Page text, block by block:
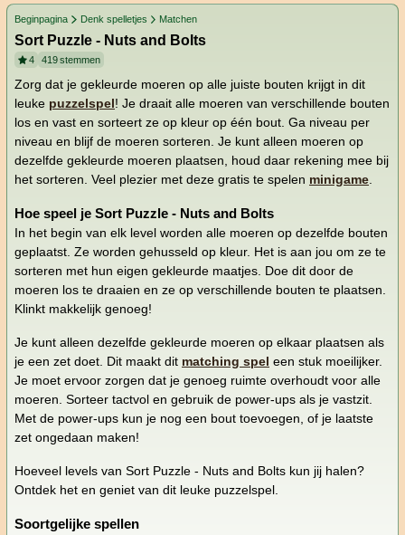
Beginpagina Denk spelletjes Matchen
Sort Puzzle - Nuts and Bolts
4 419stemmen
Zorg dat je gekleurde moeren op alle juiste bouten krijgt in dit
leuke puzzelspel! Je draait alle moeren van verschillende bouten
los en vast en sorteert ze op kleur op één bout. Ga niveau per
niveau en blijf de moeren sorteren. Je kunt alleen moeren op
dezelfde gekleurde moeren plaatsen, houd daar rekening mee bij
het sorteren. Veel plezier met deze gratis te spelen minigame.
Hoe speel je Sort Puzzle - Nuts and Bolts
In het begin van elk level worden alle moeren op dezelfde bouten
geplaatst. Ze worden gehusseld op kleur. Het is aan jou om ze te
sorteren met hun eigen gekleurde maatjes. Doe dit door de
moeren los te draaien en ze op verschillende bouten te plaatsen.
Klinkt makkelijk genoeg!
Je kunt alleen dezelfde gekleurde moeren op elkaar plaatsen als
je een zet doet. Dit maakt dit matching spel een stuk moeilijker.
Je moet ervoor zorgen dat je genoeg ruimte overhoudt voor alle
moeren. Sorteer tactvol en gebruik de power-ups als je vastzit.
Met de power-ups kun je nog een bout toevoegen, of je laatste
zet ongedaan maken!
Hoeveel levels van Sort Puzzle - Nuts and Bolts kun jij halen?
Ontdek het en geniet van dit leuke puzzelspel.
Soortgelijke spellen